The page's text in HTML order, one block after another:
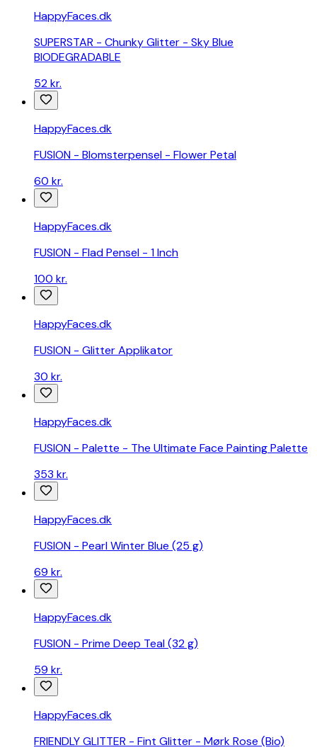
priser
fra
danske
webshops
bedside
crib
-
sammenlign
fra
danske
webshops
Billig
-
sammenlign
fra
danske
webshops
Billig
-
priser
fra
webshops
Billig
autostol
-
sammenlign
priser
fra
webshops
barnevogn
priser
danske
webshops
Billig
klapvogn
-
sammenlign
priser
HappyFaces.dk
SUPERSTAR - Chunky Glitter - Sky Blue
BIODEGRADABLE
52 kr.
HappyFaces.dk
FUSION - Blomsterpensel - Flower Petal
60 kr.
HappyFaces.dk
FUSION - Flad Pensel - 1 Inch
100 kr.
HappyFaces.dk
FUSION - Glitter Applikator
30 kr.
HappyFaces.dk
FUSION - Palette - The Ultimate Face Painting Palette
353 kr.
HappyFaces.dk
FUSION - Pearl Winter Blue (25 g)
69 kr.
HappyFaces.dk
FUSION - Prime Deep Teal (32 g)
59 kr.
HappyFaces.dk
FRIENDLY GLITTER - Fint Glitter - Mørk Rose (Bio)